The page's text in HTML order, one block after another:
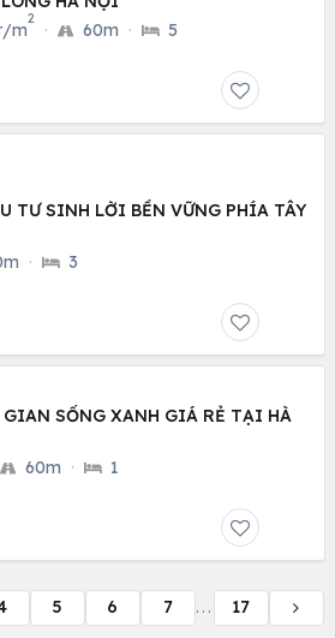
m
2
· 60m · 5
TƯ SINH LỜI BỀN VỮNG PHÍA TÂY
· 3
GIAN SỐNG XANH GIÁ RẺ TẠI HÀ
60m · 1
5 6 7 ... 17